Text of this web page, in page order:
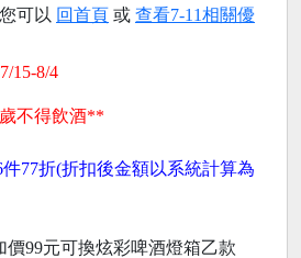
您可以 回首頁 或 查看7-11相關優
15-8/4
不得飲酒**
77折(折扣後金額以系統計算為
99元可換炫彩啤酒燈箱乙款